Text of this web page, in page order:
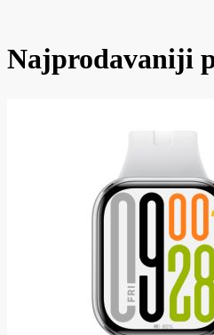
Najprodavaniji